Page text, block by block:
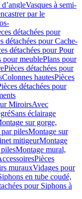
Vasques à semi-
par le
détachées pour
détachées pour Cache-
détachées pour Pour
pour meublePlans pour
Pièces détachées pour
Colonnes hautesPièces
détachées pour
MiroirsAvec
Sans éclairage
sur gorge,
pilesMontage sur
mitigeurMontage
Montage mural,
Pièces
murauxVidages pour
en tube coudé,
pour Siphons à